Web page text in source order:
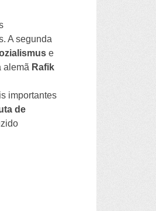
A segunda
e
alemã Rafik
importantes
de